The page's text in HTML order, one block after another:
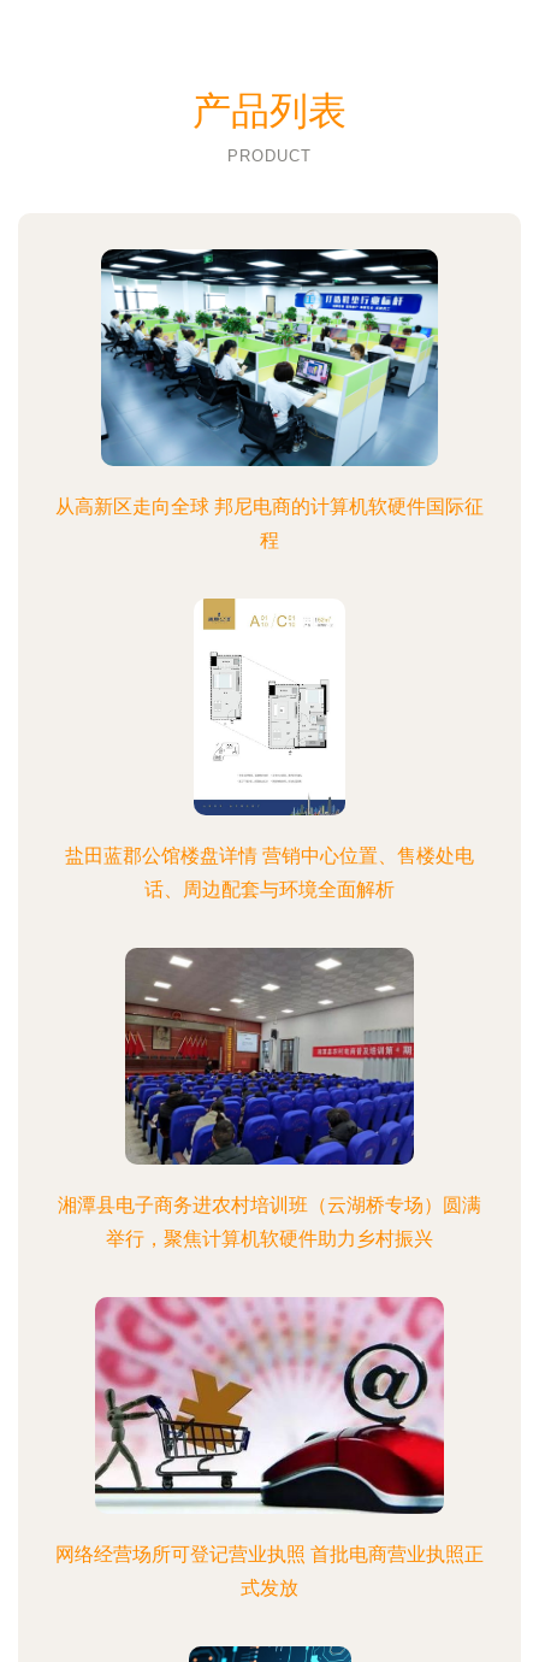
产品列表
PRODUCT
从高新区走向全球 邦尼电商的计算机软硬件国际征
程
盐田蓝郡公馆楼盘详情 营销中心位置、售楼处电
话、周边配套与环境全面解析
湘潭县电子商务进农村培训班（云湖桥专场）圆满
举行，聚焦计算机软硬件助力乡村振兴
网络经营场所可登记营业执照 首批电商营业执照正
式发放